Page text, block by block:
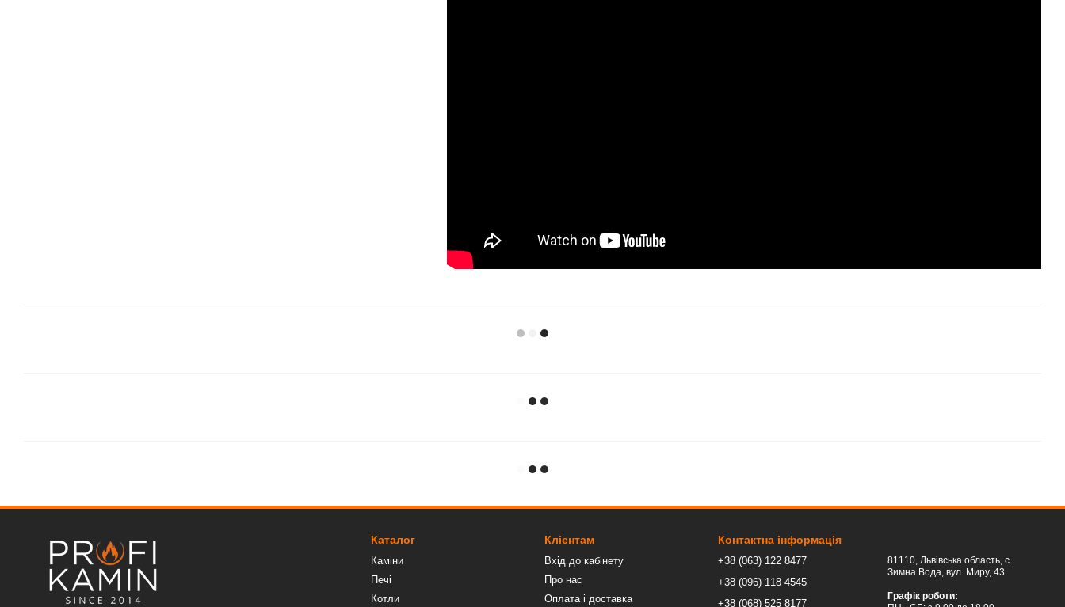
Каталог
Каміни
Печі
Котли
Клієнтам
Вхід до кабінету
Про нас
Оплата і доставка
Контактна інформація
+38 (063) 122 8477
+38 (096) 118 4545
+38 (068) 525 8177
81110, Львівська область, c.
Зимна Вода, вул. Миру, 43
Графік роботи: